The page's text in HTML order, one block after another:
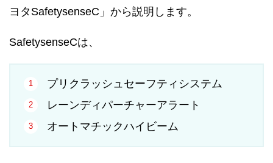
ヨタSafetysenseC」から説明します。
SafetysenseCは、
プリクラッシュセーフティシステム
レーンディパーチャーアラート
オートマチックハイビーム